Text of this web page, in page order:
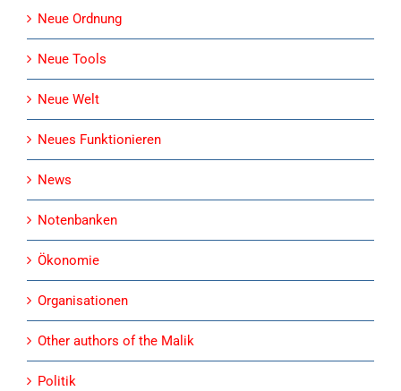
Neue Ordnung
Neue Tools
Neue Welt
Neues Funktionieren
News
Notenbanken
Ökonomie
Organisationen
Other authors of the Malik
Politik